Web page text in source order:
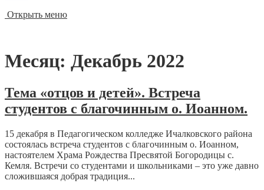
Открыть меню
Месяц: Декабрь 2022
Тема «отцов и детей». Встреча
студентов с благочинным о. Иоанном.
15 декабря в Педагогическом колледже Ичалковского района
состоялась встреча студентов с благочинным о. Иоанном,
настоятелем Храма Рождества Пресвятой Богородицы с.
Кемля. Встречи со студентами и школьниками – это уже давно
сложившаяся добрая традиция...